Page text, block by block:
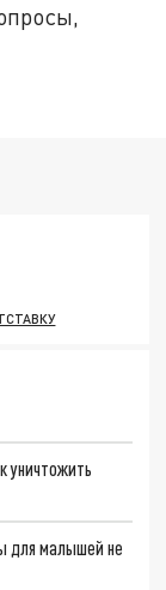
уничтожить
для малышей не